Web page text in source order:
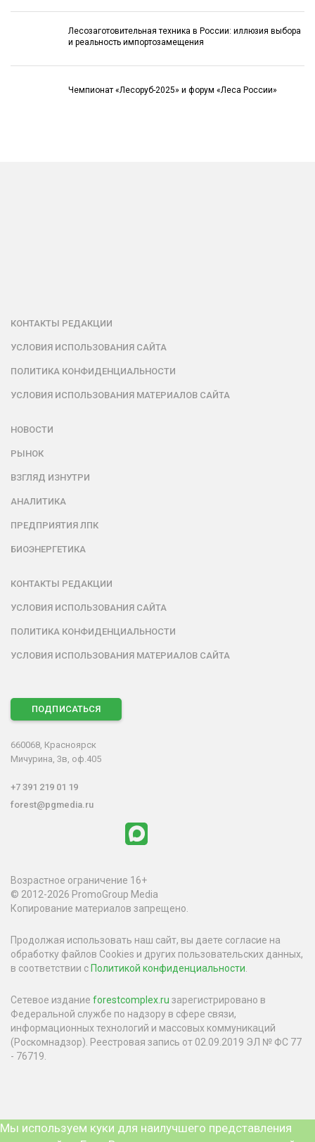
Лесозаготовительная техника в России: иллюзия выбора
и реальность импортозамещения
Чемпионат «Лесоруб-2025» и форум «Леса России»
КОНТАКТЫ РЕДАКЦИИ
УСЛОВИЯ ИСПОЛЬЗОВАНИЯ САЙТА
ПОЛИТИКА КОНФИДЕНЦИАЛЬНОСТИ
УСЛОВИЯ ИСПОЛЬЗОВАНИЯ МАТЕРИАЛОВ САЙТА
НОВОСТИ
РЫНОК
ВЗГЛЯД ИЗНУТРИ
АНАЛИТИКА
ПРЕДПРИЯТИЯ ЛПК
БИОЭНЕРГЕТИКА
КОНТАКТЫ РЕДАКЦИИ
УСЛОВИЯ ИСПОЛЬЗОВАНИЯ САЙТА
ПОЛИТИКА КОНФИДЕНЦИАЛЬНОСТИ
УСЛОВИЯ ИСПОЛЬЗОВАНИЯ МАТЕРИАЛОВ САЙТА
ПОДПИСАТЬСЯ
660068, Красноярск
Мичурина, 3в, оф.405
+7 391 219 01 19
forest@pgmedia.ru
Возрастное ограничение 16+
© 2012-2026 PromoGroup Media
Копирование материалов запрещено.
Продолжая использовать наш сайт, вы даете согласие на
обработку файлов Cookies и других пользовательских данных,
в соответствии сПолитикой конфиденциальности
Сетевое издание forestcomplex.ru зарегистрировано в
Федеральной службе по надзору в сфере связи,
информационных технологий и массовых коммуникаций
(Роскомнадзор). Реестровая запись от 02.09.2019 ЭЛ № ФС 77
- 76719.
Мы используем куки для наилучшего представления